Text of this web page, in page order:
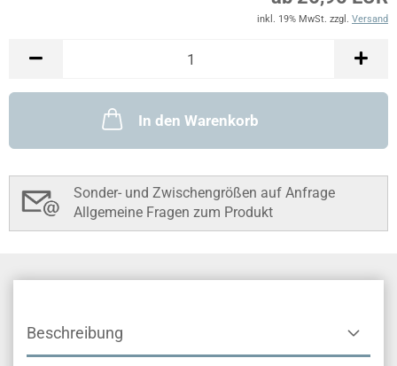
inkl. 19% MwSt. zzgl. Versand
In den Warenkorb
Sonder- und Zwischengrößen auf Anfrage
Allgemeine Fragen zum Produkt
Beschreibung